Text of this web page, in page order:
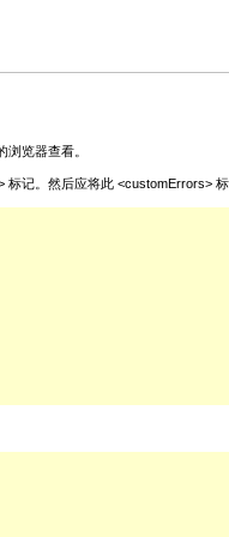
览器查看。
记。然后应将此 <customErrors> 标